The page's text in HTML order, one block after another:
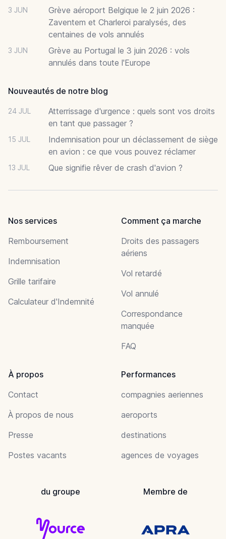
3 JUN
Grève aéroport Belgique le 2 juin 2026 :
Zaventem et Charleroi paralysés, des
centaines de vols annulés
3 JUN
Grève au Portugal le 3 juin 2026 : vols
annulés dans toute l'Europe
Nouveautés de notre blog
24 JUL
Atterrissage d'urgence : quels sont vos droits
en tant que passager ?
15 JUL
Indemnisation pour un déclassement de siège
en avion : ce que vous pouvez réclamer
13 JUL Que signifie rêver de crash d'avion ?
Nos services
Remboursement
Indemnisation
Grille tarifaire
Calculateur d'Indemnité
Comment ça marche
Droits des passagers
aériens
Vol retardé
Vol annulé
Correspondance
manquée
FAQ
À propos
Contact
À propos de nous
Presse
Postes vacants
Performances
compagnies aeriennes
aeroports
destinations
agences de voyages
du groupe Membre de